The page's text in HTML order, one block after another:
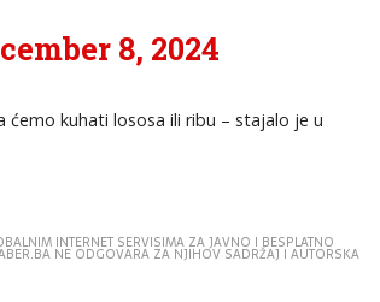
8, 2024
ćemo kuhati lososa ili ribu – stajalo je u
INTERNET SERVISIMA ZA JAVNO I BESPLATNO
NE ODGOVARA ZA NJIHOV SADRŽAJ I AUTORSKA